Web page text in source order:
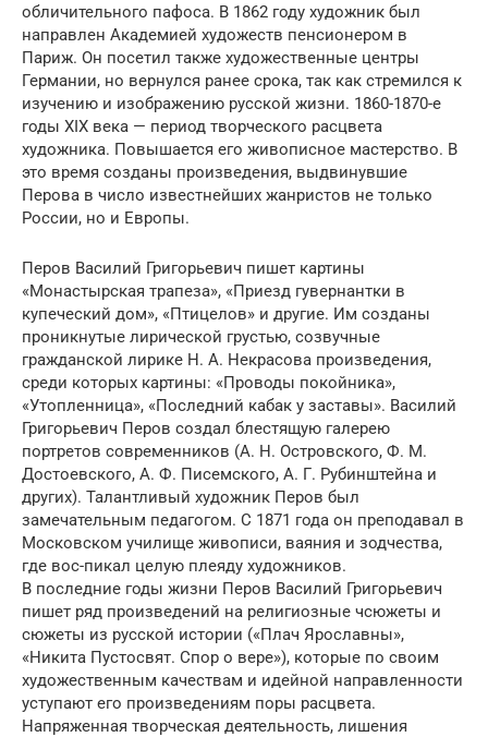
обличительного пафоса. В 1862 году художник был
направлен Академией художеств пенсионером в
Париж. Он посетил также художественные центры
Германии, но вернулся ранее срока, так как стремился к
изучению и изображению русской жизни. 1860-1870-е
годы XIX века — период творческого расцвета
художника. Повышается его живописное мастерство. В
это время созданы произведения, выдвинувшие
Перова в число известнейших жанристов не только
России, но и Европы.
Перов Василий Григорьевич пишет картины
«Монастырская трапеза», «Приезд гувернантки в
купеческий дом», «Птицелов» и другие. Им созданы
проникнутые лирической грустью, созвучные
гражданской лирике Н. А. Некрасова произведения,
среди которых картины: «Проводы покойника»,
«Утопленница», «Последний кабак у заставы». Василий
Григорьевич Перов создал блестящую галерею
портретов современников (А. Н. Островского, Ф. М.
Достоевского, А. Ф. Писемского, А. Г. Рубинштейна и
других). Талантливый художник Перов был
замечательным педагогом. С 1871 года он преподавал в
Московском училище живописи, ваяния и зодчества,
где вос-пикал целую плеяду художников.
В последние годы жизни Перов Василий Григорьевич
пишет ряд произведений на религиозные чсюжеты и
сюжеты из русской истории («Плач Ярославны»,
«Никита Пустосвят. Спор о вере»), которые по своим
художественным качествам и идейной направленности
уступают его произведениям поры расцвета.
Напряженная творческая деятельность, лишения